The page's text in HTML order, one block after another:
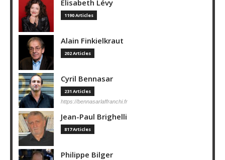
Elisabeth Lévy
1190 Articles
Alain Finkielkraut
202 Articles
Cyril Bennasar
231 Articles
https://bennasarlaffranchi.fr
Jean-Paul Brighelli
817 Articles
Philippe Bilger